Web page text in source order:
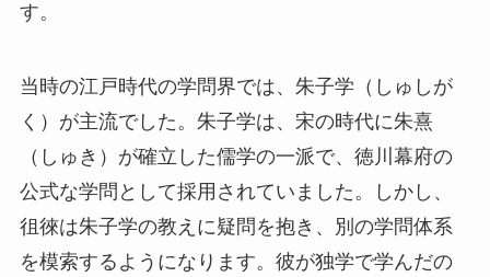
す。
当時の江戸時代の学問界では、朱子学（しゅしが
く）が主流でした。朱子学は、宋の時代に朱熹
（しゅき）が確立した儒学の一派で、徳川幕府の
公式な学問として採用されていました。しかし、
徂徠は朱子学の教えに疑問を抱き、別の学問体系
を模索するようになります。彼が独学で学んだの